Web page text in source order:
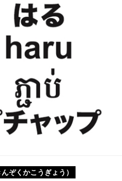
ぞくかこうぎょう）